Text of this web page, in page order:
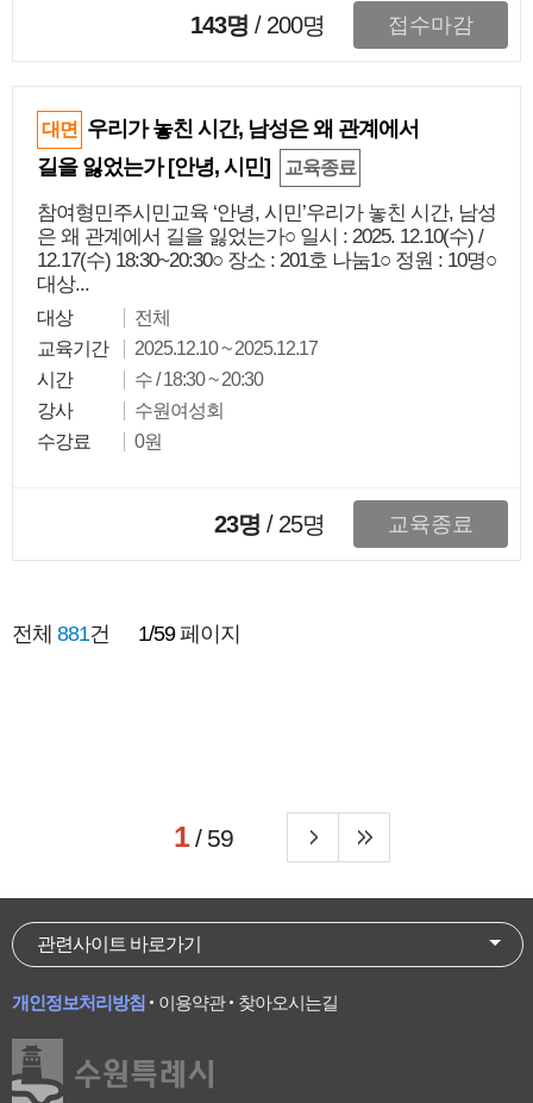
143명 / 200명 접수마감
대면
우리가 놓친 시간, 남성은 왜 관계에서
길을 잃었는가 [안녕, 시민]
교육종료
참여형민주시민교육 ‘안녕, 시민’우리가 놓친 시간, 남성
은 왜 관계에서 길을 잃었는가○ 일시 : 2025. 12.10(수) /
12.17(수) 18:30~20:30○ 장소 : 201호 나눔1○ 정원 : 10명○
대상...
대상
전체
교육기간
2025.12.10 ~ 2025.12.17
시간
수 / 18:30 ~ 20:30
강사
수원여성회
수강료
0원
23명 / 25명 교육종료
전체 881건 1/59페이지
1/ 59
개인정보처리방침 이용약관 찾아오시는길
관련사이트 바로가기